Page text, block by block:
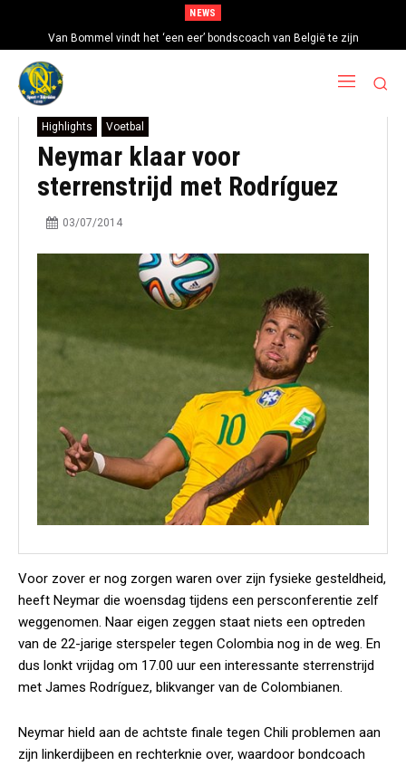
NEWS
Van Bommel vindt het ‘een eer’ bondscoach van België te zijn
Highlights Voetbal
Neymar klaar voor
sterrenstrijd met Rodríguez
03/07/2014
Voor zover er nog zorgen waren over zijn fysieke gesteldheid,
heeft Neymar die woensdag tijdens een persconferentie zelf
weggenomen. Naar eigen zeggen staat niets een optreden
van de 22-jarige sterspeler tegen Colombia nog in de weg. En
dus lonkt vrijdag om 17.00 uur een interessante sterrenstrijd
met James Rodríguez, blikvanger van de Colombianen.
Neymar hield aan de achtste finale tegen Chili problemen aan
zijn linkerdijbeen en rechterknie over, waardoor bondcoach